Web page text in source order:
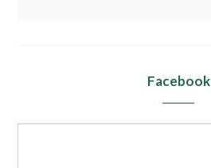
Facebook